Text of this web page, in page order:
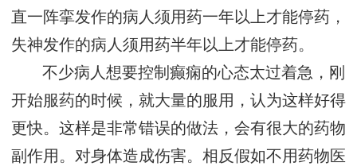
直一阵挛发作的病人须用药一年以上才能停药，
失神发作的病人须用药半年以上才能停药。
不少病人想要控制癫痫的心态太过着急，刚
开始服药的时候，就大量的服用，认为这样好得
更快。这样是非常错误的做法，会有很大的药物
副作用。对身体造成伤害。相反假如不用药物医